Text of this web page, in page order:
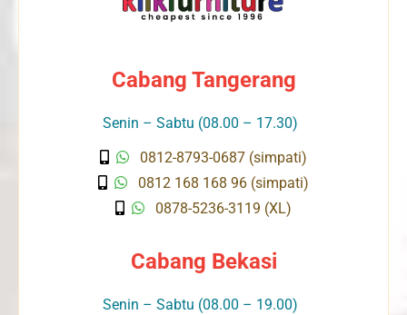
Cabang Tangerang
Senin – Sabtu (08.00 – 17.30)
0812-8793-0687 (simpati)
0812 168 168 96 (simpati)
0878-5236-3119 (XL)
Cabang Bekasi
Senin – Sabtu (08.00 – 19.00)